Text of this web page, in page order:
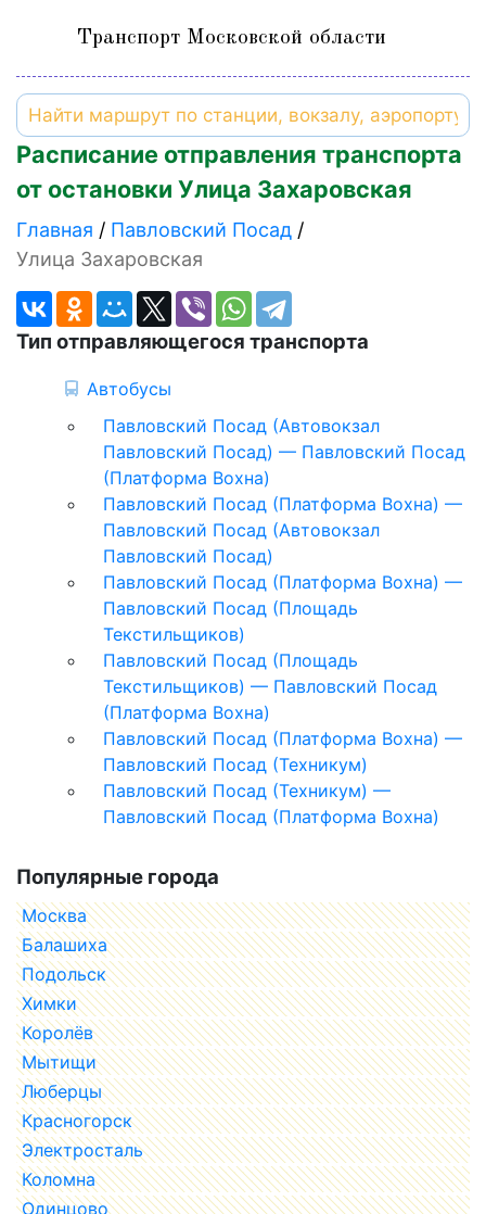
Транспорт Московской области
Расписание отправления транспорта
от остановки Улица Захаровская
Главная
Павловский Посад
Улица Захаровская
Тип отправляющегося транспорта
Автобусы
Павловский Посад (Автовокзал
Павловский Посад) — Павловский Посад
(Платформа Вохна)
Павловский Посад (Платформа Вохна) —
Павловский Посад (Автовокзал
Павловский Посад)
Павловский Посад (Платформа Вохна) —
Павловский Посад (Площадь
Текстильщиков)
Павловский Посад (Площадь
Текстильщиков) — Павловский Посад
(Платформа Вохна)
Павловский Посад (Платформа Вохна) —
Павловский Посад (Техникум)
Павловский Посад (Техникум) —
Павловский Посад (Платформа Вохна)
Популярные города
Москва
Балашиха
Подольск
Химки
Королёв
Мытищи
Люберцы
Красногорск
Электросталь
Коломна
Одинцово